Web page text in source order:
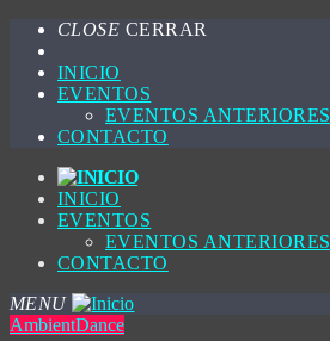
CLOSE CERRAR
INICIO
EVENTOS
EVENTOS ANTERIORES
CONTACTO
INICIO
EVENTOS
EVENTOS ANTERIORES
CONTACTO
MENU
AmbientDance